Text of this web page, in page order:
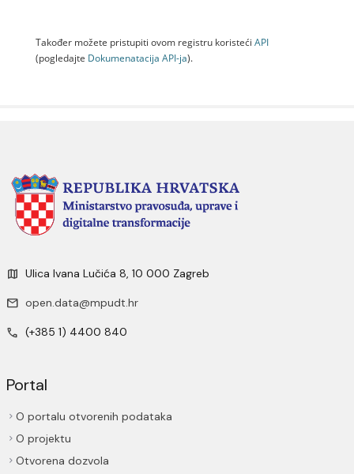
Također možete pristupiti ovom registru koristeći API
(pogledajte Dokumenаtаcijа API-jа).